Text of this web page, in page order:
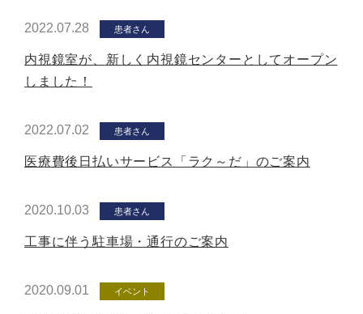
2022.07.28 患者さん
内視鏡室が、新しく内視鏡センターとしてオープン
しました！
2022.07.02 患者さん
医療費後日払いサービス「ラク～だ」のご案内
2020.10.03 患者さん
工事に伴う駐車場・通行のご案内
2020.09.01 イベント